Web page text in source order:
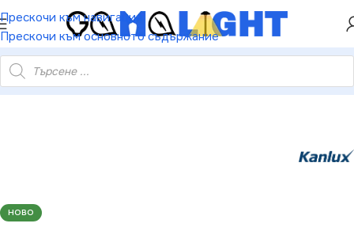
Прескочи към навигация
Прескочи към основното съдържание
НАМАЛЕНИЕ ОТ 5%
23622 Разпределително табло от серия KDB KDB KDB-F12P
НОВО